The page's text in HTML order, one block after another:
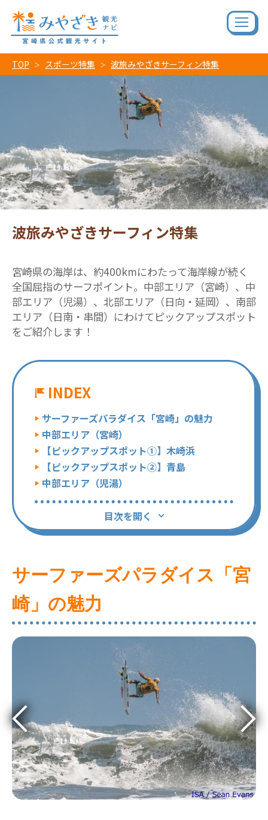
TOP スポーツ特集 波旅みやざきサーフィン特集
波旅みやざきサーフィン特集
宮崎県の海岸は、約400kmにわたって海岸線が続く
全国屈指のサーフポイント。中部エリア（宮崎）、中
部エリア（児湯）、北部エリア（日向・延岡）、南部
エリア（日南・串間）にわけてピックアップスポット
をご紹介します！
目次を開く
INDEX
サーファーズパラダイス「宮崎」の魅力
中部エリア（宮崎）
【ピックアップスポット①】木崎浜
【ピックアップスポット②】青島
中部エリア（児湯）
サーファーズパラダイス「宮
崎」の魅力